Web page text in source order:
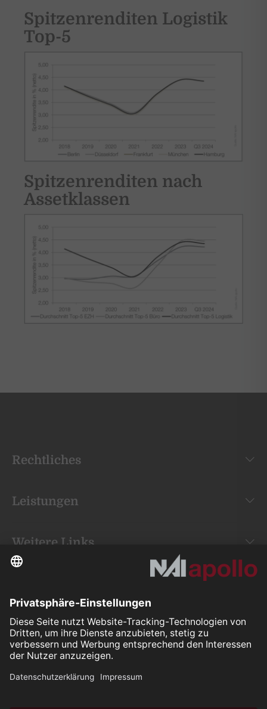
Spitzenrenditen Logistik
Top-5
Spitzenrenditen nach
Assetklassen
Rechtliches
Leistungen
Weitere Links
Your space is
our mission.
Folgen Sie uns auf: